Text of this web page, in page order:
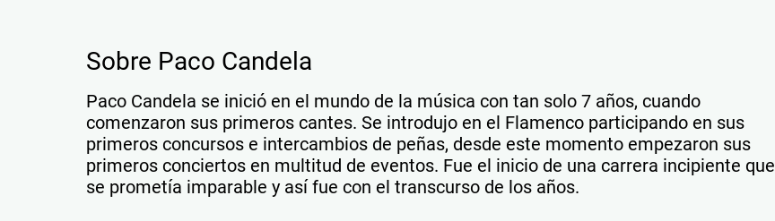
Sobre Paco Candela
Paco Candela se inició en el mundo de la música con tan solo 7 años, cuando
comenzaron sus primeros cantes. Se introdujo en el Flamenco participando en sus
primeros concursos e intercambios de peñas, desde este momento empezaron sus
primeros conciertos en multitud de eventos. Fue el inicio de una carrera incipiente que
se prometía imparable y así fue con el transcurso de los años.